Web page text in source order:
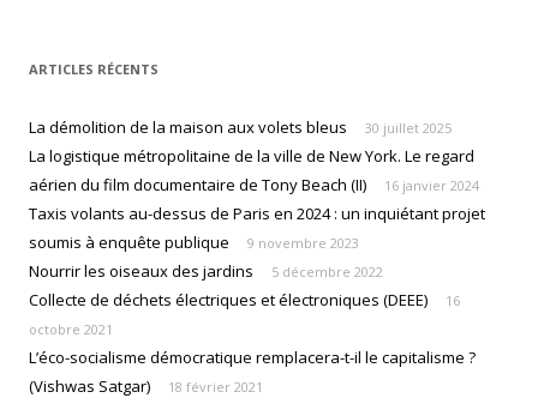
ARTICLES RÉCENTS
La démolition de la maison aux volets bleus 30 juillet 2025
La logistique métropolitaine de la ville de New York. Le regard
aérien du film documentaire de Tony Beach (II)
16 janvier 2024
Taxis volants au-dessus de Paris en 2024 : un inquiétant projet
soumis à enquête publique
9 novembre 2023
Nourrir les oiseaux des jardins 5 décembre 2022
Collecte de déchets électriques et électroniques (DEEE)
16
octobre 2021
L’éco-socialisme démocratique remplacera-t-il le capitalisme ?
(Vishwas Satgar)
18 février 2021